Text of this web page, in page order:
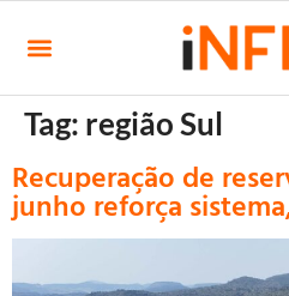
Tag: região Sul
Recuperação de
junho reforça